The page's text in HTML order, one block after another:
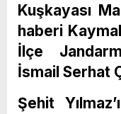
Kuşkayası
haberi
İlçe
İsmail Serhat
Şehit